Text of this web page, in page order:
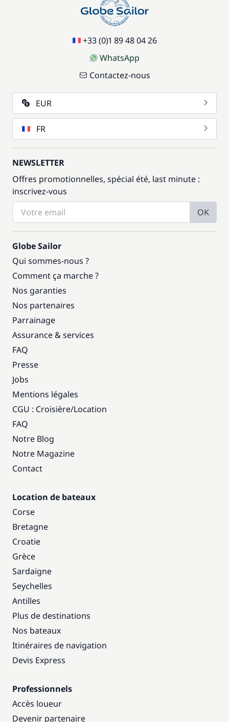
+33 (0)1 89 48 04 26
WhatsApp
Contactez-nous
EUR
FR
NEWSLETTER
Offres promotionnelles, spécial été, last minute :
inscrivez-vous
OK
Globe Sailor
Qui sommes-nous ?
Comment ça marche ?
Nos garanties
Nos partenaires
Parrainage
Assurance & services
FAQ
Presse
Jobs
Mentions légales
CGU : Croisière/Location
FAQ
Notre Blog
Notre Magazine
Contact
Location de bateaux
Corse
Bretagne
Croatie
Grèce
Sardaigne
Seychelles
Antilles
Plus de destinations
Nos bateaux
Itinéraires de navigation
Devis Express
Professionnels
Accès loueur
Devenir partenaire